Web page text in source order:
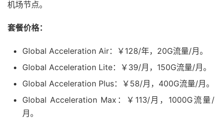
机场节点。
套餐价格：
Global Acceleration Air：￥128/年，20G流量/月。
Global Acceleration Lite：￥39/月，150G流量/月。
Global Acceleration Plus：￥58/月，400G流量/月。
Global Acceleration Max：￥113/月，1000G流量/
月。